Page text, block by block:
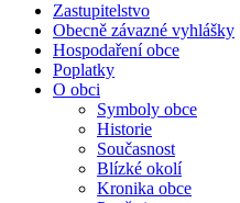
Zastupitelstvo
Obecně závazné vyhlášky
Hospodaření obce
Poplatky
O obci
Symboly obce
Historie
Současnost
Blízké okolí
Kronika obce